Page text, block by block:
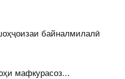
байналмилалӣ
мафкурасоз...